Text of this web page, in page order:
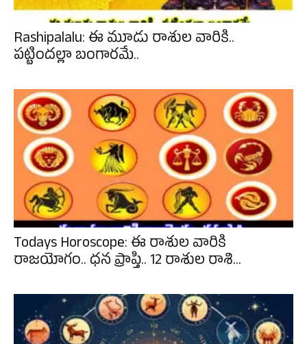
Rashipalalu: ఈ మూడు రాశుల వారికి..
పట్టిందల్లా బంగారమే..
Todays Horoscope: ఈ రాశుల వారికి
రాజయోగం.. ధన ప్రాప్తి.. 12 రాశుల రాశి...